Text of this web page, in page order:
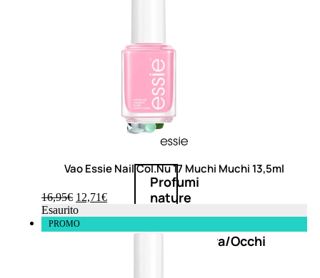
Trattamenti Viso
Detergenza
Bagno Nature
Deodoranti
Profumi
nature
Viso/Labbra/Occhi
Vao Essie Nail Col.Nu 17 Muchi Muchi 13,5ml
16,95€ 12,71€
Esaurito
PROMO